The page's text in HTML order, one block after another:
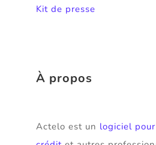
Kit de presse
À propos
Actelo est un logiciel